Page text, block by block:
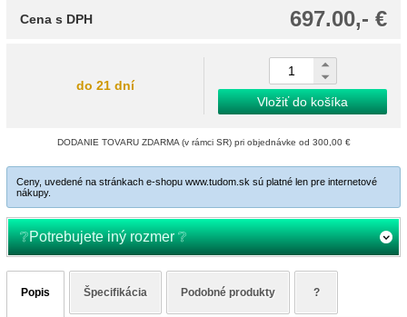
697.00,- €
Cena s DPH
do 21 dní
Vložiť do košíka
DODANIE TOVARU ZDARMA (v rámci SR) pri objednávke od 300,00 €
Ceny, uvedené na stránkach e-shopu www.tudom.sk sú platné len pre internetové
nákupy.
❔Potrebujete iný rozmer ❔
Potrebujete iný rozmer?
Popis Špecifikácia Podobné produkty ?